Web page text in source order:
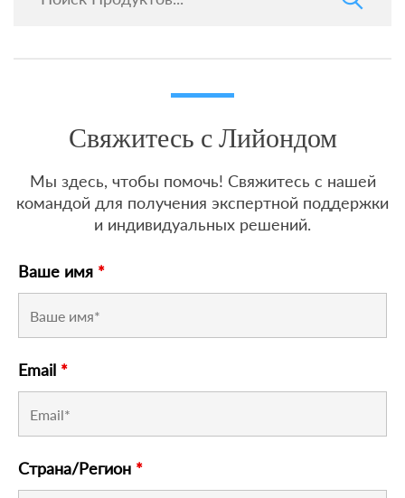
Свяжитесь с Лийондом
Мы здесь, чтобы помочь! Свяжитесь с нашей
командой для получения экспертной поддержки
и индивидуальных решений.
Ваше имя *
Email *
Страна/Регион *